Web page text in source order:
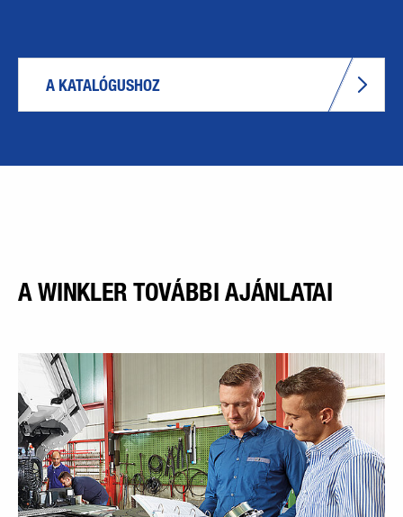
A KATALÓGUSHOZ
A WINKLER TOVÁBBI AJÁNLATAI